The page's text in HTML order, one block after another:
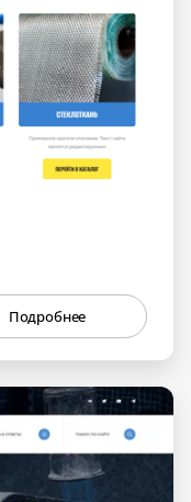
Подробнее